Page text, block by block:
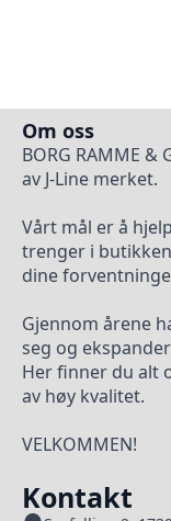
Om oss
BORG RAMME
av J-Line merket.
Vårt mål er å
trenger i
dine
Gjennom årene
seg og
Her finner du alt
av høy kvalitet.
VELKOMMEN!
Kontakt